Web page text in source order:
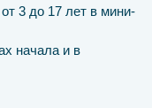
3 до 17 лет в мини-
начала и в